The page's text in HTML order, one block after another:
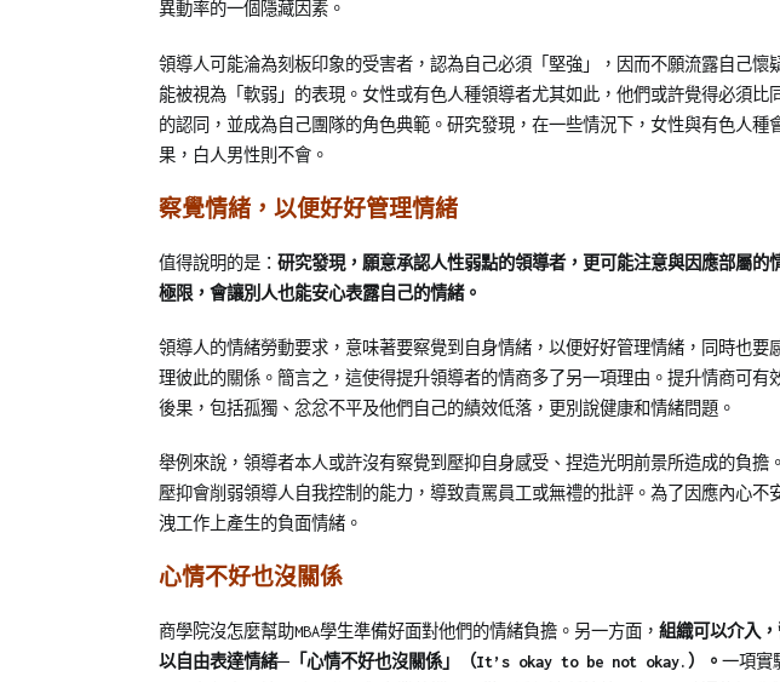
異動率的一個隱藏因素。
領導人可能淪為刻板印象的受害者，認為自己必須「堅強」，因而不願流露自己懷
能被視為「軟弱」的表現。女性或有色人種領導者尤其如此，他們或許覺得必須比
的認同，並成為自己團隊的角色典範。研究發現，在一些情況下，女性與有色人種
果，白人男性則不會。
察覺情緒，以便好好管理情緒
值得說明的是： 研究發現，願意承認人性弱點的領導者，更可能注意與因應部屬的
極限，會讓別人也能安心表露自己的情緒。
領導人的情緒勞動要求，意味著要察覺到自身情緒，以便好好管理情緒，同時也要
理彼此的關係。簡言之，這使得提升領導者的情商多了另一項理由。提升情商可有
後果，包括孤獨、忿忿不平及他們自己的績效低落，更別說健康和情緒問題。
舉例來說，領導者本人或許沒有察覺到壓抑自身感受、捏造光明前景所造成的負擔
壓抑會削弱領導人自我控制的能力，導致責罵員工或無禮的批評。為了因應內心不
洩工作上產生的負面情緒。
心情不好也沒關係
商學院沒怎麼幫助MBA學生準備好面對他們的情緒負擔。另一方面， 組織可以介入
以自由表達情緒─「心情不好也沒關係」（It’s okay to be not okay.）。 一項實